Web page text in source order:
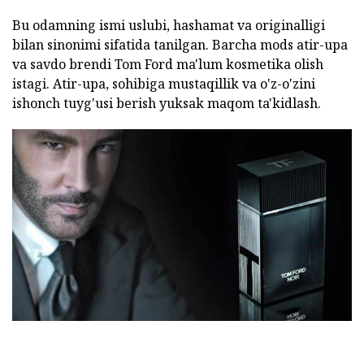
Bu odamning ismi uslubi, hashamat va originalligi
bilan sinonimi sifatida tanilgan. Barcha mods atir-upa
va savdo brendi Tom Ford ma'lum kosmetika olish
istagi. Atir-upa, sohibiga mustaqillik va o'z-o'zini
ishonch tuyg'usi berish yuksak maqom ta'kidlash.